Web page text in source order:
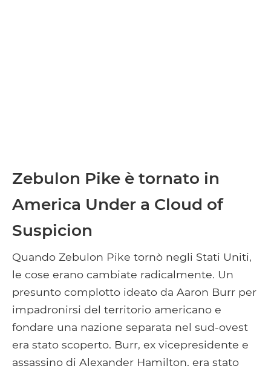
Zebulon Pike è tornato in
America Under a Cloud of
Suspicion
Quando Zebulon Pike tornò negli Stati Uniti,
le cose erano cambiate radicalmente. Un
presunto complotto ideato da Aaron Burr per
impadronirsi del territorio americano e
fondare una nazione separata nel sud-ovest
era stato scoperto. Burr, ex vicepresidente e
assassino di Alexander Hamilton, era stato